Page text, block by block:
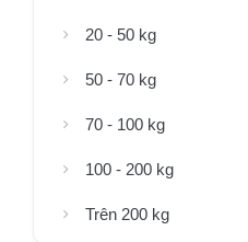
20 - 50 kg
50 - 70 kg
70 - 100 kg
100 - 200 kg
Trên 200 kg